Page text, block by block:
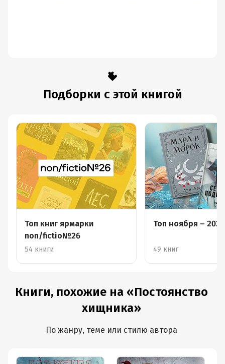
Подборки с этой книгой
Топ книг ярмарки
non/fictio№26
54 книги
Топ ноября – 2024
49 книг
Книги, похожие на «Постоянство
хищника»
По жанру, теме или стилю автора